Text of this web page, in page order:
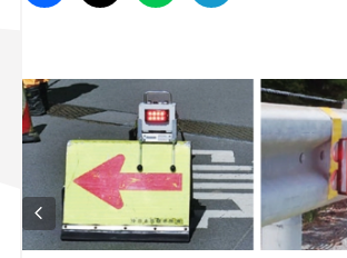
人気のハッシュタグ